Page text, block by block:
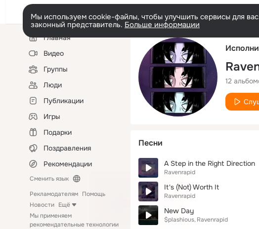
Мы используем cookie-файлы, чтобы улучшить сервисы для
законный представитель. Больше информации
Левая
колонкаГлавная
Видео
Группы
Люди
Публикации
Игры
Подарки
Поздравления
Рекомендации
Сменить язык
Рекламодателям Помощь
Новости Ещё
Мы применяем
рекомендательные технологии
12
Песни
A Step in the Right Direction
Ravenrapid
It's (Not) Worth It
Ravenrapid
New Day
$plashious Ravenrapid